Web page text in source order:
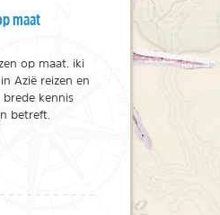
maat
op maat. iki
Azië reizen en
brede kennis
betreft.